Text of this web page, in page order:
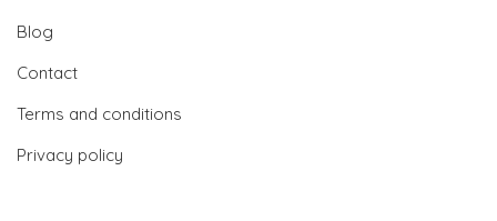
Blog
Contact
Terms and conditions
Privacy policy